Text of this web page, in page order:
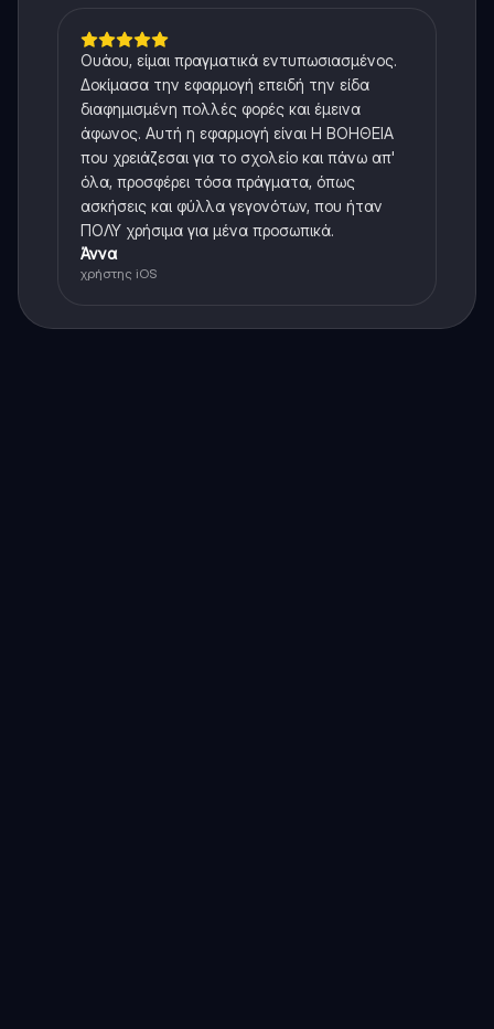
Ουάου, είμαι πραγματικά εντυπωσιασμένος.
Δοκίμασα την εφαρμογή επειδή την είδα
διαφημισμένη πολλές φορές και έμεινα
άφωνος. Αυτή η εφαρμογή είναι Η ΒΟΗΘΕΙΑ
που χρειάζεσαι για το σχολείο και πάνω απ'
όλα, προσφέρει τόσα πράγματα, όπως
ασκήσεις και φύλλα γεγονότων, που ήταν
ΠΟΛΥ χρήσιμα για μένα προσωπικά.
Άννα
χρήστης iOS